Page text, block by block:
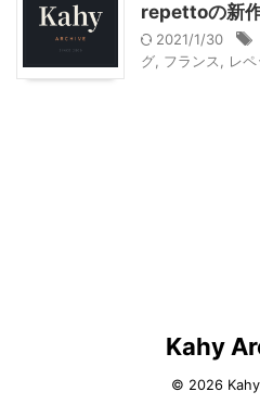
repettoの新
2021/1/30
グ フランス レペ
Kahy
© 2026